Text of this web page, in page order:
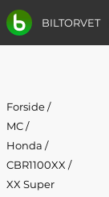
BILTORVET
Forside/
MC/
Honda /
CBR1100XX /
XX Super